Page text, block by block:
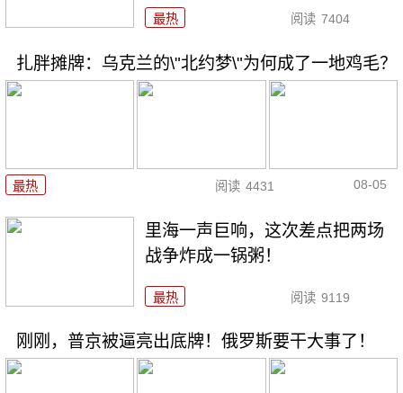
最热 阅读 7404
扎胖摊牌：乌克兰的\"北约梦\"为何成了一地鸡毛？
最热 阅读 4431 08-05
里海一声巨响，这次差点把两场
战争炸成一锅粥！
最热 阅读 9119
刚刚，普京被逼亮出底牌！俄罗斯要干大事了！